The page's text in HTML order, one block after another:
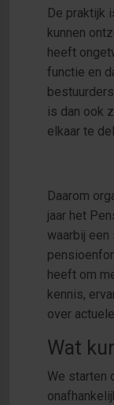
De praktijk
kunnen
heeft
functie en
is dan ook
elkaar te
Daarom
jaar het
waarbij
heeft om
kennis,
over
Wat
We starten